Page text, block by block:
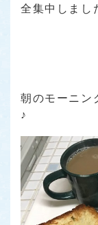
全集中しまし
朝のモーニン
♪